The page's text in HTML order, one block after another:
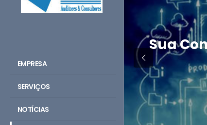
EMPRESA
SERVIÇOS
NOTÍCIAS
Sua